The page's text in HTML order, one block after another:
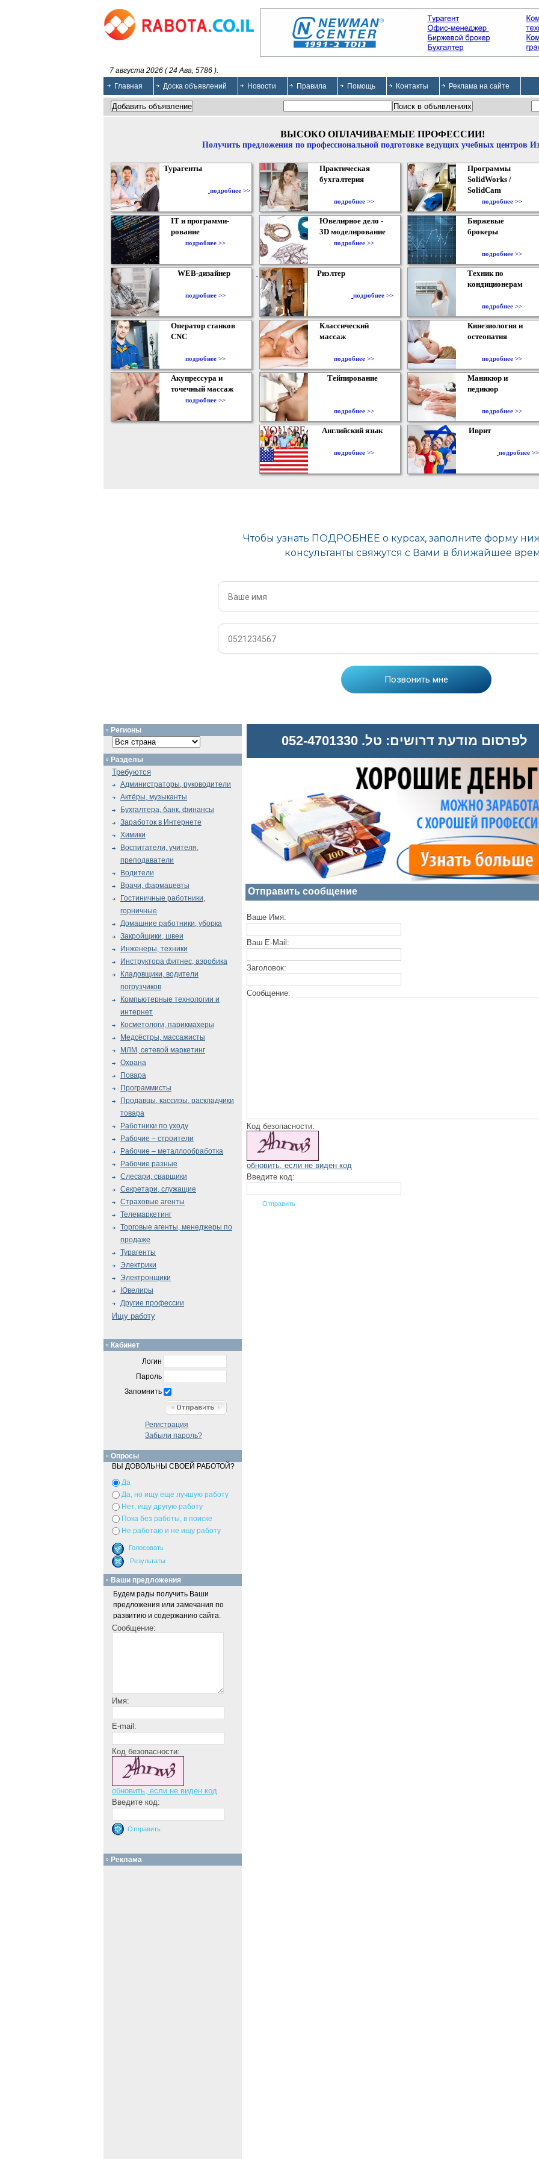
7 августа 2026 ( 24 Ава, 5786 ).
Главная
Доска объявлений Новости Правила Помощь Контакты Реклама на сайте
ВЫСОКО ОПЛАЧИВАЕМЫЕ ПРОФЕССИИ!
Получить предложения по профессиональной подготовке ведущих учебных центров
Турагенты
подробнее >>
Практическая
бухгалтерия
подробнее >>
Программы
SolidWorks /
SolidCam
подробнее >>
IT и программи-
рование
подробнее >>
Ювелирное дело -
3D моделирование
подробнее >>
Биржевые
брокеры
подробнее >>
WEB-дизайнер
подробнее >>
Риэлтер
подробнее >>
Техник по
кондиционерам
подробнее >>
Оператор станков
CNC
подробнее >>
Классический
массаж
подробнее >>
Кинезиология и
остеопатия
подробнее >>
Акупрессура и
точечный массаж
подробнее >>
Тейпирование
подробнее >>
Маникюр и
педикюр
подробнее >>
Английский язык
подробнее >>
Иврит
подробнее >>
לפרסום מודעת דרושים: טל. 052-4701330
Отправить сообщение
Ваше Имя:
Ваш E-Mail:
Заголовок:
Сообщение:
Код безопасности:
обновить, если не виден код
Введите код:
Регионы
Разделы
Требуются
Администраторы, руководители
Актёры, музыканты
Бухгалтера, банк, финансы
Заработок в Интернете
Химики
Воспитатели, учителя,
преподаватели
Водители
Врачи, фармацевты
Гостиничные работники,
горничные
Домашние работники, уборка
Закройщики, швеи
Инженеры, техники
Инструктора фитнес, аэробика
Кладовщики, водители
погрузчиков
Компьютерные технологии и
интернет
Косметологи, парикмахеры
Медсёстры, массажисты
МЛМ, сетевой маркетинг
Охрана
Повара
Программисты
Продавцы, кассиры, раскладчики
товара
Работники по уходу
Рабочие – строители
Рабочие – металлообработка
Рабочие разные
Слесари, сварщики
Секретари, служащие
Страховые агенты
Телемаркетинг
Торговые агенты, менеджеры по
продаже
Турагенты
Электрики
Электронщики
Ювелиры
Другие профессии
Ищу работу
Кабинет
Логин
Пароль
Запомнить
Регистрация
Забыли пароль?
Опросы
ВЫ ДОВОЛЬНЫ СВОЕЙ РАБОТОЙ?
Да
Да, но ищу еще лучшую работу
Нет, ищу другую работу
Пока без работы, в поиске
Не работаю и не ищу работу
Ваши предложения
Будем рады получить Ваши
предложения или замечания по
развитию и содержанию сайта.
Сообщение:
Имя:
E-mail:
Код безопасности:
обновить, если не виден код
Введите код:
Реклама